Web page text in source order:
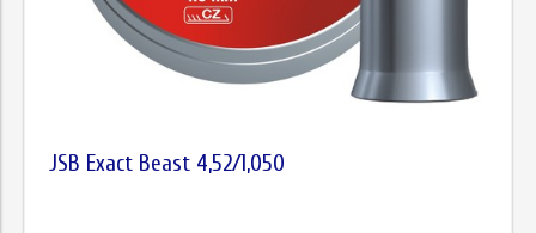
JSB Exact Beast 4,52/1,050